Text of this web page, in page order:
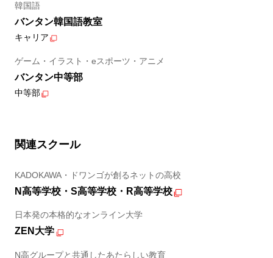
韓国語
バンタン韓国語教室
キャリア
ゲーム・イラスト・eスポーツ・アニメ
バンタン中等部
中等部
関連スクール
KADOKAWA・ドワンゴが創るネットの高校
N高等学校・S高等学校・R高等学校
日本発の本格的なオンライン大学
ZEN大学
N高グループと共通したあたらしい教育